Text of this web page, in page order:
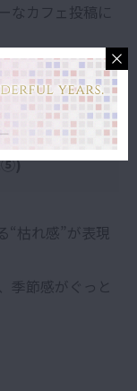
なカフェ投稿に
⑤)
“枯れ感”が表現
季節感がぐっと